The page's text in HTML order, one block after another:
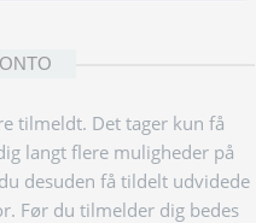
tilmeldt. Det tager kun få
langt flere muligheder på
desuden få tildelt udvidede
Før du tilmelder dig bedes